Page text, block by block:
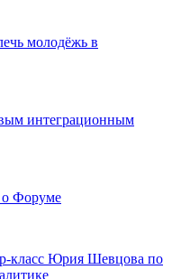
молодёжь в
интеграционным
о Форуме
класс Юрия Шевцова по